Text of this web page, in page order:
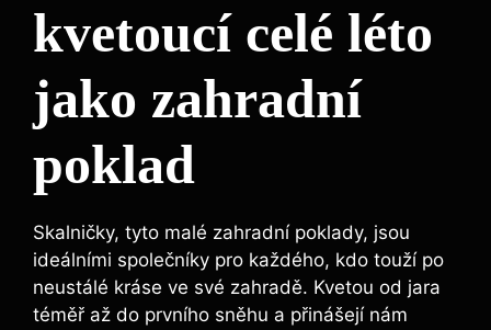
kvetoucí celé léto
jako zahradní
poklad
Skalničky, tyto malé zahradní poklady, jsou
ideálními společníky pro každého, kdo touží po
neustálé kráse ve své zahradě. Kvetou od jara
téměř až do prvního sněhu a přinášejí nám